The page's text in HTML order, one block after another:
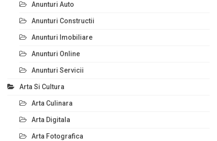
Anunturi Auto
Anunturi Constructii
Anunturi Imobiliare
Anunturi Online
Anunturi Servicii
Arta Si Cultura
Arta Culinara
Arta Digitala
Arta Fotografica